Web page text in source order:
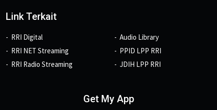
Link Terkait
RRI Digital
RRI NET Streaming
RRI Radio Streaming
Audio Library
PPID LPP RRI
JDIH LPP RRI
Get My App